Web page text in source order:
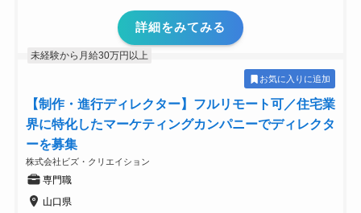
詳細をみてみる
未経験から月給30万円以上
お気に入りに追加
【制作・進行ディレクター】フルリモート可／住宅業
界に特化したマーケティングカンパニーでディレクタ
ーを募集
株式会社ビズ・クリエイション
専門職
山口県